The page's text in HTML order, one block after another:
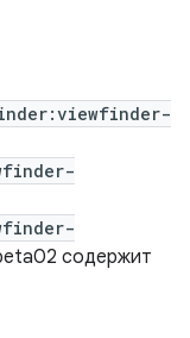
содержит